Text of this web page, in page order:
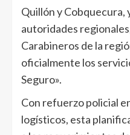
Quillón y Cobquecura,
autoridades
Carabineros de la
oficialmente los
Seguro».
Con refuerzo policial
logísticos, esta